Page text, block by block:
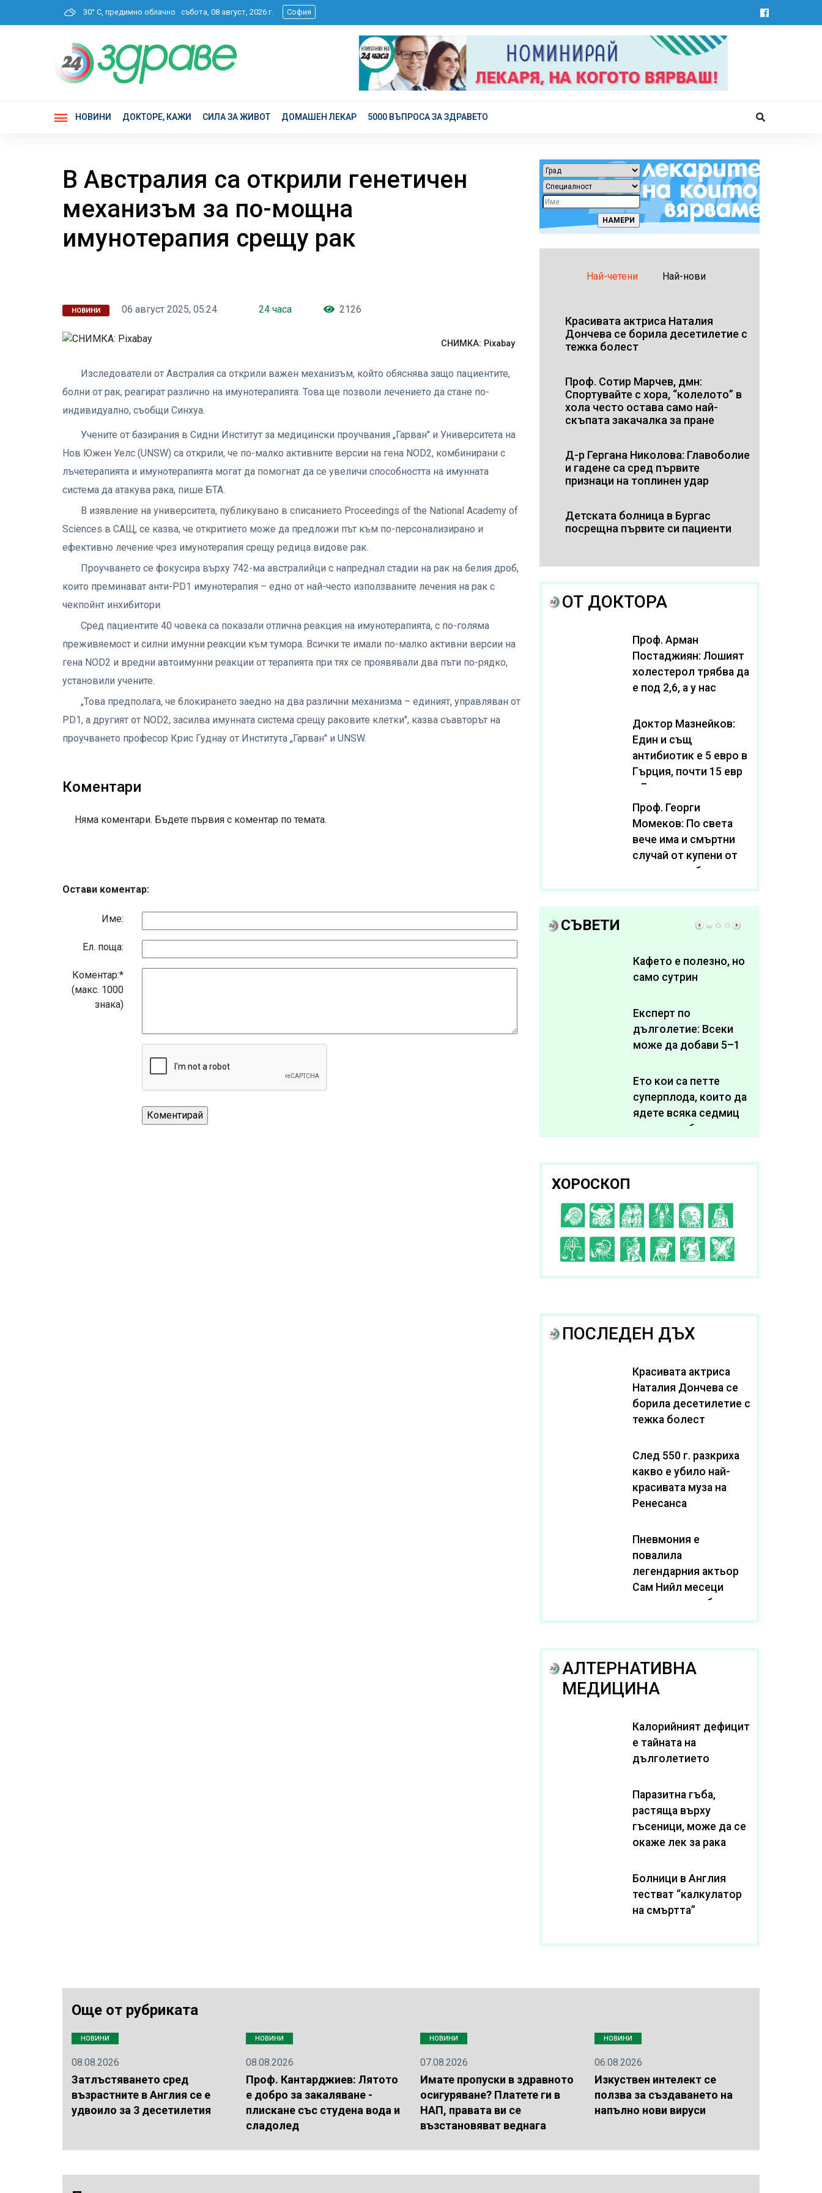
30° C, предимно облачно събота, 08 август, 2026 г. София
НОВИНИ ДОКТОРЕ, КАЖИ СИЛА ЗА ЖИВОТ ДОМАШЕН ЛЕКАР 5000 ВЪПРОСА ЗА ЗДРАВЕТО
В Австралия са открили генетичен
механизъм за по-мощна
имунотерапия срещу рак
НОВИНИ 06 август 2025, 05:24 24 часа 2126
СНИМКА: Pixabay
Изследователи от Австралия са открили важен механизъм, който обяснява защо пациентите,
болни от рак, реагират различно на имунотерапията. Това ще позволи лечението да стане по-
индивидуално, съобщи Синхуа.
Учените от базирания в Сидни Институт за медицински проучвания „Гарван" и Университета на
Нов Южен Уелс (UNSW) са открили, че по-малко активните версии на гена NOD2, комбинирани с
лъчетерапията и имунотерапията могат да помогнат да се увеличи способността на имунната
система да атакува рака, пише БТА.
В изявление на университета, публикувано в списанието Proceedings of the National Academy of
Sciences в САЩ, се казва, че откритието може да предложи път към по-персонализирано и
ефективно лечение чрез имунотерапия срещу редица видове рак.
Проучването се фокусира върху 742-ма австралийци с напреднал стадии на рак на белия дроб,
които преминават анти-PD1 имунотерапия – едно от най-често използваните лечения на рак с
чекпойнт инхибитори.
Сред пациентите 40 човека са показали отлична реакция на имунотерапията, с по-голяма
преживяемост и силни имунни реакции към тумора. Всички те имали по-малко активни версии на
гена NOD2 и вредни автоимунни реакции от терапията при тях се проявявали два пъти по-рядко,
установили учените.
„Това предполага, че блокирането заедно на два различни механизма – единият, управляван от
PD1, а другият от NOD2, засилва имунната система срещу раковите клетки", казва съавторът на
проучването професор Крис Гуднау от Института „Гарван" и UNSW.
Коментари
Няма коментари. Бъдете първия с коментар по темата.
Остави коментар:
Име:
Eл. поща:
Коментар:*
(макс. 1000
знака)
Най-четени Най-нови
Красивата актриса Наталия
Дончева се борила десетилетие с
тежка болест
Проф. Сотир Марчев, дмн:
Спортувайте с хора, “колелото” в
хола често остава само най-
скъпата закачалка за пране
Д-р Гергана Николова: Главоболие
и гадене са сред първите
признаци на топлинен удар
Детската болница в Бургас
посрещна първите си пациенти
ОТ ДОКТОРА
Проф. Арман
Постаджиян: Лошият
холестерол трябва да
е под 2,6, а у нас
нива от 3,2
Доктор Мазнейков:
Един и същ
антибиотик e 5 евро в
Гърция, почти 15 евро
в България
Проф. Георги
Момеков: По света
вече има и смъртни
случай от купени от
интернет субстанции
за отслабване
СЪВЕТИ
Кафето е полезно, но
само сутрин
Експерт по
дълголетие: Всеки
може да добави 5–10
живота си
Ето кои са петте
суперплода, които да
ядете всяка седмица,
за да подобрите
ХОРОСКОП
C D EFGH
I J K L A B
ПОСЛЕДЕН ДЪХ
Красивата актриса
Наталия Дончева се
борила десетилетие с
тежка болест
След 550 г. разкриха
какво е убило най-
красивата муза на
Ренесанса
Пневмония е
повалила
легендарния актьор
Сам Нийл месеци
след като пребори
рака
АЛТЕРНАТИВНА
МЕДИЦИНА
Калорийният дефицит
е тайната на
дълголетието
Паразитна гъба,
растяща върху
гъсеници, може да се
окаже лек за рака
Болници в Англия
тестват “калкулатор
на смъртта”
Още от рубриката
НОВИНИ
08.08.2026
Затлъстяването сред
възрастните в Англия се е
удвоило за 3 десетилетия
НОВИНИ
08.08.2026
Проф. Кантарджиев: Лятото
е добро за закаляване -
плискане със студена вода и
сладолед
НОВИНИ
07.08.2026
Имате пропуски в здравното
осигуряване? Платете ги в
НАП, правата ви се
възстановяват веднага
НОВИНИ
06.08.2026
Изкуствен интелект се
ползва за създаването на
напълно нови вируси